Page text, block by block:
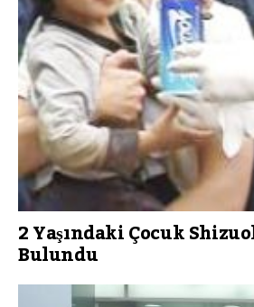
2 Yaşındaki Çocuk
Bulundu